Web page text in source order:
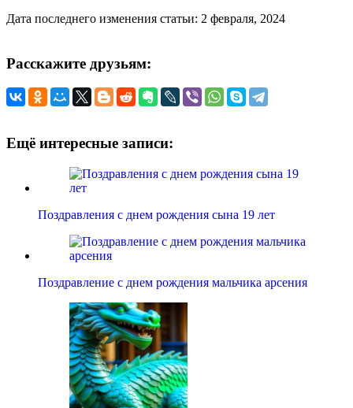
Дата последнего изменения статьи: 2 февраля, 2024
Расскажите друзьям:
Ещё интересные записи:
Поздравления с днем рождения сына 19 лет
Поздравление с днем рождения мальчика арсения